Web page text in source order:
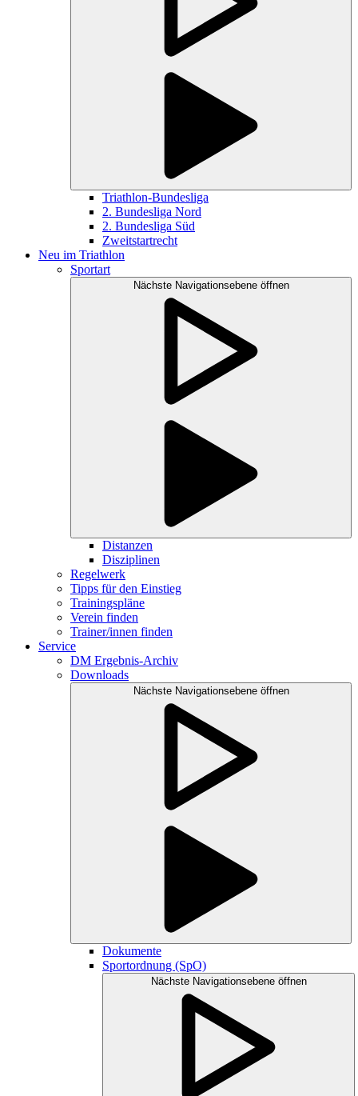
Triathlon-Bundesliga
2. Bundesliga Nord
2. Bundesliga Süd
Zweitstartrecht
Neu im Triathlon
Sportart
Nächste Navigationsebene öffnen
Distanzen
Disziplinen
Regelwerk
Tipps für den Einstieg
Trainingspläne
Verein finden
Trainer/innen finden
Service
DM Ergebnis-Archiv
Downloads
Nächste Navigationsebene öffnen
Dokumente
Sportordnung (SpO)
Nächste Navigationsebene öffnen